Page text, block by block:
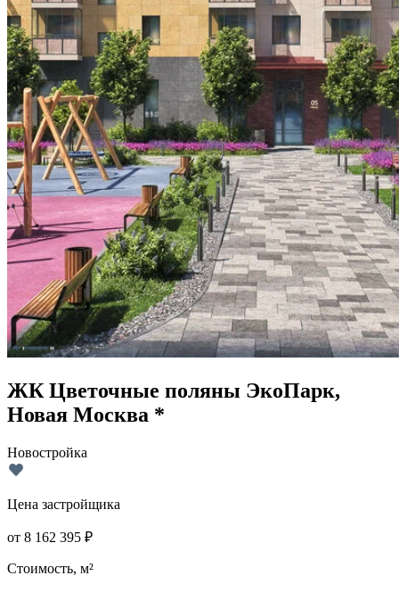
ЖК Цветочные поляны ЭкоПарк,
Новая Москва *
Новостройка
Цена застройщика
от 8 162 395 ₽
Стоимость, м²